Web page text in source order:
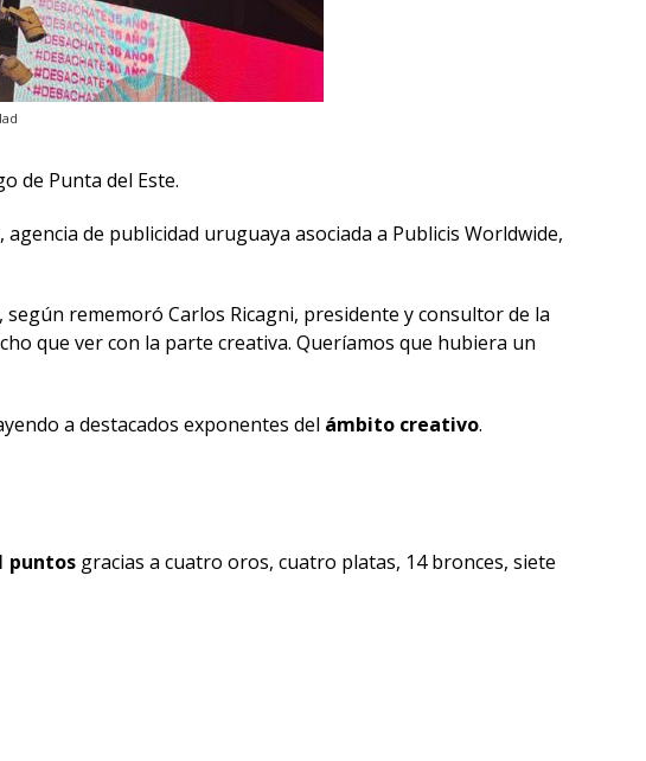
de Punta del Este.
, agencia de publicidad uruguaya asociada a Publicis Worldwide,
según rememoró Carlos Ricagni, presidente y consultor de la
que ver con la parte creativa. Queríamos que hubiera un
a destacados exponentes del ámbito creativo.
puntos gracias a cuatro oros, cuatro platas, 14 bronces, siete